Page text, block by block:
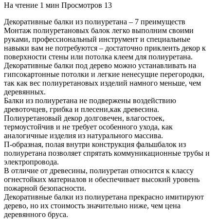
На чтение 1 мин Просмотров 13
Декоративные балки из полиуретана – 7 преимуществ
Монтаж полиуретановых балок легко выполним своими
руками, профессиональный инструмент и специальные
навыки вам не потребуются – достаточно приклеить декор к
поверхности стены или потолка клеем для полиуретана.
Декоративные балки под дерево можно устанавливать на
гипсокартонные потолки и легкие ненесущие перегородки,
так как вес полиуретановых изделий намного меньше, чем
деревянных.
Балки из полиуретана не подвержены воздействию
древоточцев, грибка и плесени,как древесина.
Полиуретановый декор долговечен, влагостоек,
термоустойчив и не требует особенного ухода, как
аналогичные изделия из натурального массива.
П-образная, полая внутри конструкция фальшбалок из
полиуретана позволяет спрятать коммуникационные трубы и
электропровода.
В отличие от древесины, полиуретан относится к классу
огнестойких материалов и обеспечивает высокий уровень
пожарной безопасности.
Декоративные балки из полиуретана прекрасно имитируют
дерево, но их стоимость значительно ниже, чем цена
деревянного бруса.